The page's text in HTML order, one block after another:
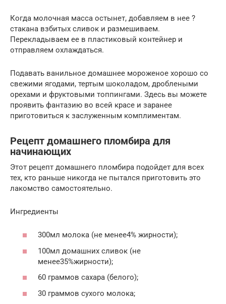
Когда молочная масса остынет, добавляем в нее ?
стакана взбитых сливок и размешиваем.
Перекладываем ее в пластиковый контейнер и
отправляем охлаждаться.
Подавать ванильное домашнее мороженое хорошо со
свежими ягодами, тертым шоколадом, дроблеными
орехами и фруктовыми топпингами. Здесь вы можете
проявить фантазию во всей красе и заранее
приготовиться к заслуженным комплиментам.
Рецепт домашнего пломбира для
начинающих
Этот рецепт домашнего пломбира подойдет для всех
тех, кто раньше никогда не пытался приготовить это
лакомство самостоятельно.
Ингредиенты
300мл молока (не менее4% жирности);
100мл домашних сливок (не
менее35%жирности);
60 граммов сахара (белого);
30 граммов сухого молока;